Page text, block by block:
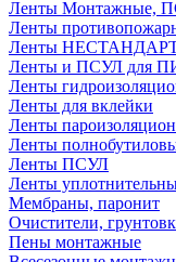
Ленты Монтажные,
Ленты
Ленты
Ленты и ПСУЛ для
Ленты
Ленты для вклейки
Ленты
Ленты
Ленты ПСУЛ
Ленты
Мембраны, паронит
Очистители,
Пены монтажные